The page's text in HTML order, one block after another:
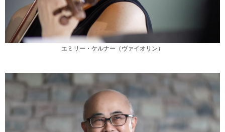
エミリー・ケルナー（ヴァイオリン）